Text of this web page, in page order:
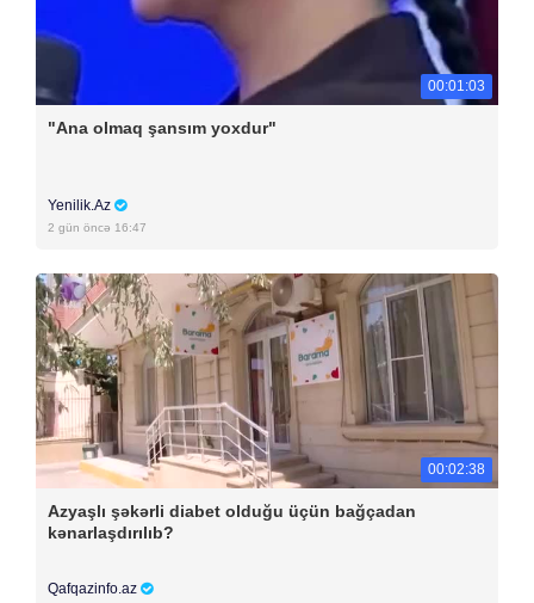
00:01:03
"Ana olmaq şansım yoxdur"
Yenilik.Az
2 gün öncə 16:47
00:02:38
Azyaşlı şəkərli diabet olduğu üçün bağçadan
kənarlaşdırılıb?
Qafqazinfo.az